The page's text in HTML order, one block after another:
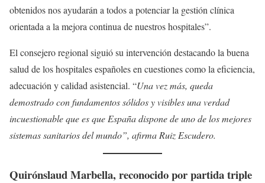
obtenidos nos ayudarán a todos a potenciar la gestión clínica
orientada a la mejora continua de nuestros hospitales”.
El consejero regional siguió su intervención destacando la buena
salud de los hospitales españoles en cuestiones como la eficiencia,
adecuación y calidad asistencial. “Una vez más, queda
demostrado con fundamentos sólidos y visibles una verdad
incuestionable que es que España dispone de uno de los mejores
sistemas sanitarios del mundo”, afirma Ruiz Escudero.
Quirónslaud Marbella, reconocido por partida triple